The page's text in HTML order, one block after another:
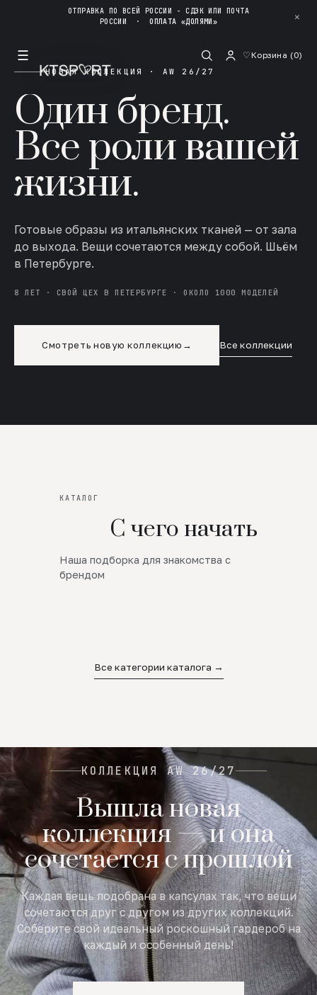
ОТПРАВКА ПО ВСЕЙ РОССИИ - СДЭК ИЛИ ПОЧТА
РОССИИ ·ОПЛАТА «ДОЛЯМИ» ✕
☰ ♡Корзина (0)
НОВАЯ КОЛЛЕКЦИЯ · AW 26/27
Один бренд.
Все роли вашей
жизни.
Готовые образы из итальянских тканей — от зала
до выхода. Вещи сочетаются между собой. Шьём
в Петербурге.
8 ЛЕТ · СВОЙ ЦЕХ В ПЕТЕРБУРГЕ · ОКОЛО 1000 МОДЕЛЕЙ
Смотреть новую коллекцию → Все коллекции
КАТАЛОГ
С чего начать
Наша подборка для знакомства с
брендом
Новинки
SALE
Все категории каталога →
КОЛЛЕКЦИЯ AW 26/27
Вышла новая
коллекция — и она
сочетается с прошлой
Каждая вещь подобрана в капсулах так, что вещи
сочетаются друг с другом из других коллекций.
Соберите свой идеальный роскошный гардероб на
каждый и особенный день!